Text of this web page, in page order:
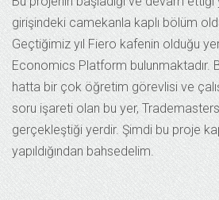
girişindeki camekanla kaplı bölüm
Geçtiğimiz yıl Fiero kafenin olduğu
Economics Platform bulunmaktadır.
hatta bir çok öğretim görevlisi ve
soru işareti olan bu yer,
gerçekleştiği yerdir. Şimdi bu proje
yapıldığından bahsedelim.